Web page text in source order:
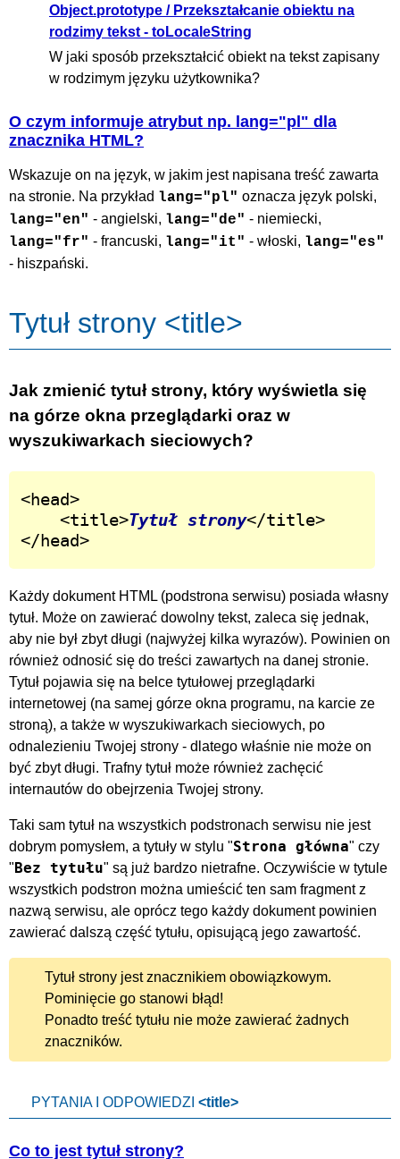
Object.prototype / Przekształcanie obiektu na
rodzimy tekst - toLocaleString
W jaki sposób przekształcić obiekt na tekst zapisany
w rodzimym języku użytkownika?
O czym informuje atrybut np. lang="pl" dla
znacznika HTML?
Wskazuje on na język, w jakim jest napisana treść zawarta
na stronie. Na przykład lang="pl" oznacza język polski,
lang="en" - angielski, lang="de" - niemiecki,
lang="fr" - francuski, lang="it" - włoski, lang="es"
- hiszpański.
Tytuł strony <title>
Jak zmienić tytuł strony, który wyświetla się
na górze okna przeglądarki oraz w
wyszukiwarkach sieciowych?
<head>
	<title>
Tytuł strony</title>
</head>
Każdy dokument HTML (podstrona serwisu) posiada własny
tytuł. Może on zawierać dowolny tekst, zaleca się jednak,
aby nie był zbyt długi (najwyżej kilka wyrazów). Powinien on
również odnosić się do treści zawartych na danej stronie.
Tytuł pojawia się na belce tytułowej przeglądarki
internetowej (na samej górze okna programu, na karcie ze
stroną), a także w wyszukiwarkach sieciowych, po
odnalezieniu Twojej strony - dlatego właśnie nie może on
być zbyt długi. Trafny tytuł może również zachęcić
internautów do obejrzenia Twojej strony.
Taki sam tytuł na wszystkich podstronach serwisu nie jest
dobrym pomysłem, a tytuły w stylu "Strona główna" czy
"Bez tytułu" są już bardzo nietrafne. Oczywiście w tytule
wszystkich podstron można umieścić ten sam fragment z
nazwą serwisu, ale oprócz tego każdy dokument powinien
zawierać dalszą część tytułu, opisującą jego zawartość.
Tytuł strony jest znacznikiem obowiązkowym.
Pominięcie go stanowi błąd!
Ponadto treść tytułu nie może zawierać żadnych
znaczników.
PYTANIA I ODPOWIEDZI <title>
Co to jest tytuł strony?